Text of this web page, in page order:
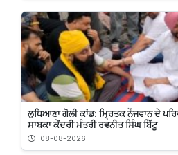
ਲੁਧਿਆਣਾ ਗੋਲੀ ਕਾਂਡ: ਮ੍ਰਿਤਕ ਨੌਜਵਾਨ ਦੇ
ਸਾਬਕਾ ਕੇਂਦਰੀ ਮੰਤਰੀ ਰਵਨੀਤ ਸਿੰਘ ਬਿੱਟੂ
08-08-2026